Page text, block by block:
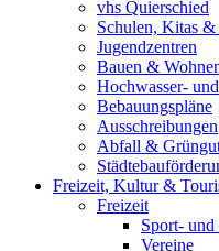
vhs Quierschied
Schulen, Kitas &
Jugendzentren
Bauen &
Hochwasser-
Bebauungspläne
Ausschreibungen
Abfall &
Freizeit, Kultur &
Freizeit
Sport- und
Vereine